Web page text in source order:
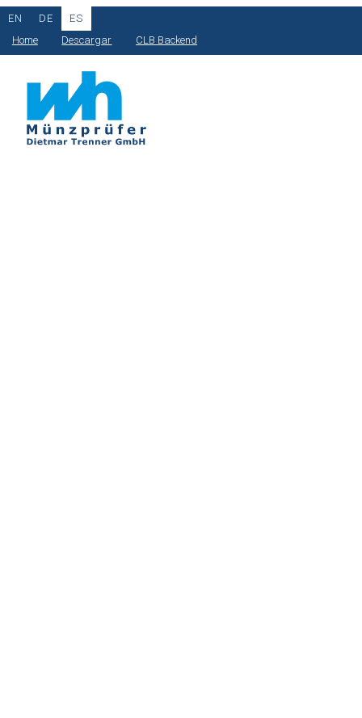
EN DE
ES
Home
Descargar CLB Backend